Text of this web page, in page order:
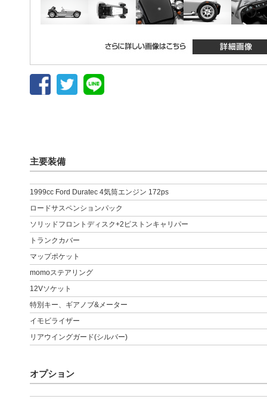
主要装備
1999cc Ford Duratec 4気筒エンジン 172ps
ロードサスペンションパック
ソリッドフロントディスク+2ピストンキャリパー
トランクカバー
マップポケット
momoステアリング
12Vソケット
特別キー、ギアノブ&メーター
イモビライザー
リアウイングガード(シルバー)
オプション